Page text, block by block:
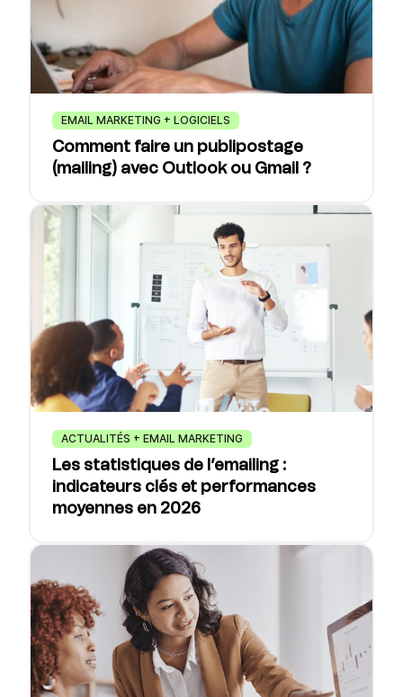
EMAIL MARKETING + LOGICIELS
Comment faire un publipostage
(mailing) avec Outlook ou Gmail ?
ACTUALITÉS + EMAIL MARKETING
Les statistiques de l’emailing :
indicateurs clés et performances
moyennes en 2026